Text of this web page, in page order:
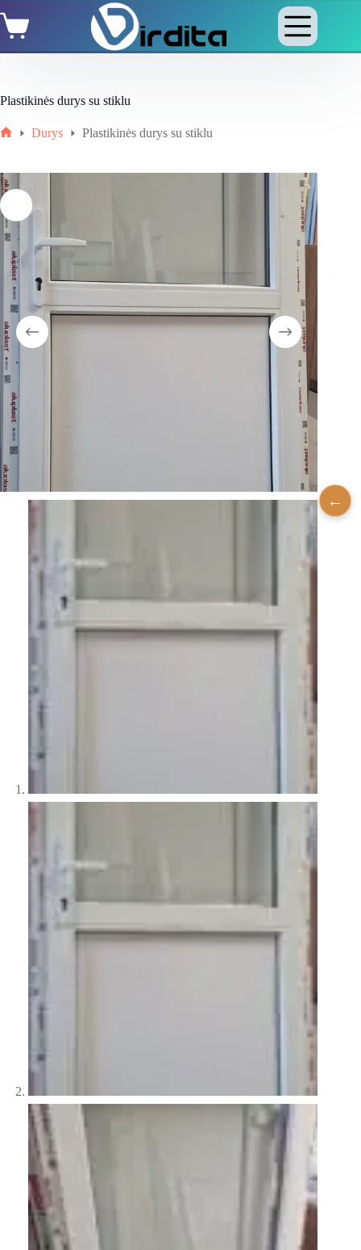
to
content
Shopping
cart
Plastikinės durys su stiklu
Durys Plastikinės durys su stiklu